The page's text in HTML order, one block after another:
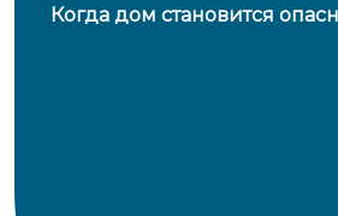
Когда дом становится